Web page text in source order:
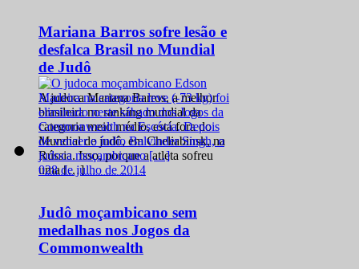
Mariana Barros sofre lesão e
desfalca Brasil no Mundial
de Judô
A judoca Mariana Barros, a melhor
brasileira no ranking mundial da
categoria meio médio, está fora do
Mundial de judô, em Cheliabinsk, na
Rússia. Isso, porque a atleta sofreu
uma […]
028 de julho de 2014
Judô moçambicano sem
medalhas nos Jogos da
Commonwealth